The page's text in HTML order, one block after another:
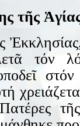
τῆς
τόν